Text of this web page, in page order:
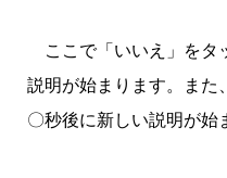
ここで「いいえ」をタ
説明が始まります。また
〇秒後に新しい説明が始